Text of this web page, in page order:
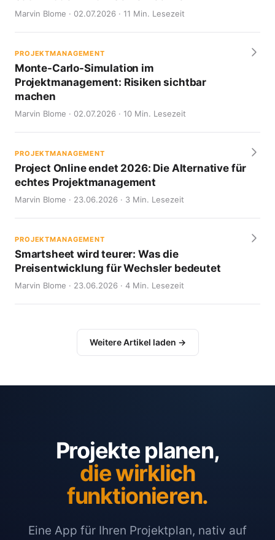
Marvin Blome · 02.07.2026 · 11 Min. Lesezeit
PROJEKTMANAGEMENT
Monte-Carlo-Simulation im
Projektmanagement: Risiken sichtbar
machen
Marvin Blome · 02.07.2026 · 10 Min. Lesezeit
PROJEKTMANAGEMENT
Project Online endet 2026: Die Alternative für
echtes Projektmanagement
Marvin Blome · 23.06.2026 · 3 Min. Lesezeit
PROJEKTMANAGEMENT
Smartsheet wird teurer: Was die
Preisentwicklung für Wechsler bedeutet
Marvin Blome · 23.06.2026 · 4 Min. Lesezeit
Weitere Artikel laden →
Projekte planen,
die wirklich
funktionieren.
Eine App für Ihren Projektplan, nativ auf